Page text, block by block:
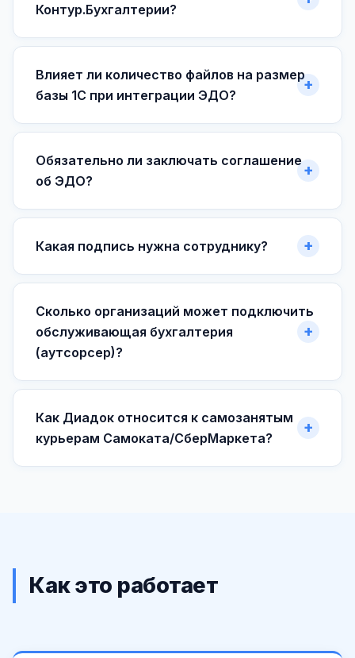
Контур.Бухгалтерии?
Влияет ли количество файлов на размер
базы 1С при интеграции ЭДО?
Обязательно ли заключать соглашение
об ЭДО?
Какая подпись нужна сотруднику?
Сколько организаций может подключить
обслуживающая бухгалтерия
(аутсорсер)?
Как Диадок относится к самозанятым
курьерам Самоката/СберМаркета?
Как это работает